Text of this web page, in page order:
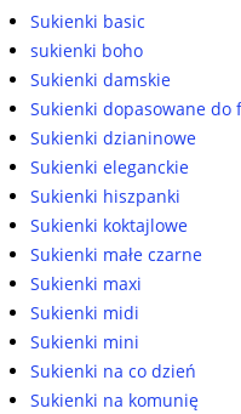
Sukienki basic
sukienki boho
Sukienki damskie
Sukienki dopasowane do
Sukienki dzianinowe
Sukienki eleganckie
Sukienki hiszpanki
Sukienki koktajlowe
Sukienki małe czarne
Sukienki maxi
Sukienki midi
Sukienki mini
Sukienki na co dzień
Sukienki na komunię